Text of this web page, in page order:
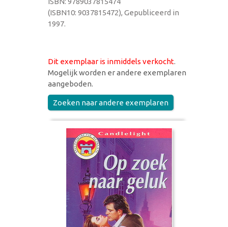
(ISBN10: 9037815472), Gepubliceerd in
1997.
Dit exemplaar is inmiddels verkocht.
Mogelijk worden er andere exemplaren
aangeboden.
Zoeken naar andere exemplaren